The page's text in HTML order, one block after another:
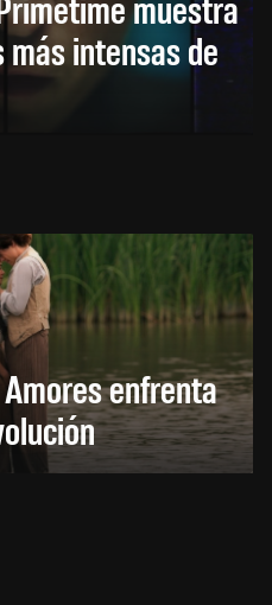
intensas de
enfrenta